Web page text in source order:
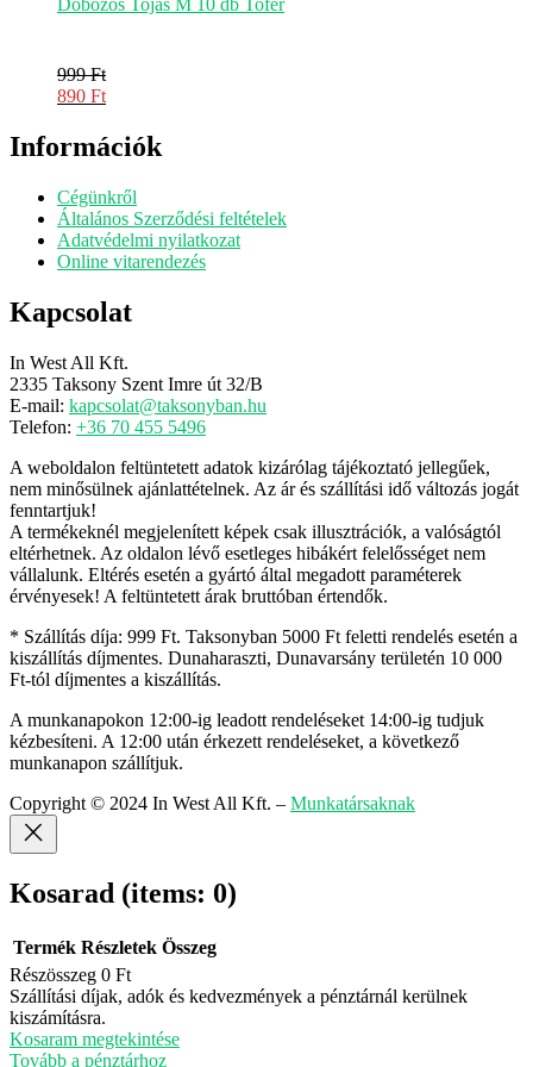
Dobozos Tojás M 10 db Tofer
999Ft
Original
999 Ft.
890 Ft
is:
Információk
Cégünkről
Általános Szerződési feltételek
Adatvédelmi nyilatkozat
Online vitarendezés
Kapcsolat
In West All Kft.
2335 Taksony Szent Imre út 32/B
E-mail: kapcsolat@taksonyban.hu
Telefon: +36 70 455 5496
A weboldalon feltüntetett adatok kizárólag tájékoztató jellegűek,
nem minősülnek ajánlattételnek. Az ár és szállítási idő változás jogát
fenntartjuk!
A termékeknél megjelenített képek csak illusztrációk, a valóságtól
eltérhetnek. Az oldalon lévő esetleges hibákért felelősséget nem
vállalunk. Eltérés esetén a gyártó által megadott paraméterek
érvényesek! A feltüntetett árak bruttóban értendők.
* Szállítás díja: 999 Ft. Taksonyban 5000 Ft feletti rendelés esetén a
kiszállítás díjmentes. Dunaharaszti, Dunavarsány területén 10 000
Ft-tól díjmentes a kiszállítás.
A munkanapokon 12:00-ig leadott rendeléseket 14:00-ig tudjuk
kézbesíteni. A 12:00 után érkezett rendeléseket, a következő
munkanapon szállítjuk.
Copyright © 2024 In West All Kft. – Munkatársaknak
Kosarad (items: 0)
Termékek
a
Termék Részletek Összeg
Részösszeg 0 Ft
Szállítási díjak, adók és kedvezmények a pénztárnál kerülnek
kiszámításra.
Kosaram megtekintése
Tovább a pénztárhoz